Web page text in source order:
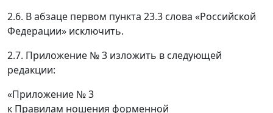
2.6. В абзаце первом пункта 23.3 слова «Российской
Федерации» исключить.
2.7. Приложение № 3 изложить в следующей
редакции:
«Приложение № 3
к Правилам ношения форменной